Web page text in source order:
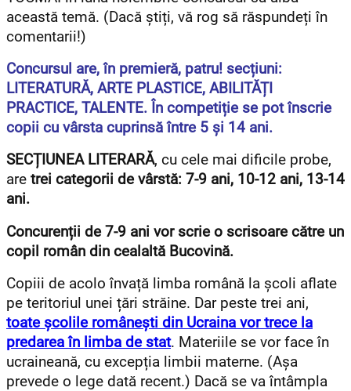
această temă. (Dacă știți, vă rog să răspundeți în
comentarii!)
Concursul are, în premieră, patru! secțiuni:
LITERATURĂ, ARTE PLASTICE, ABILITĂȚI
PRACTICE, TALENTE. În competiție se pot înscrie
copii cu vârsta cuprinsă între 5 și 14 ani.
SECȚIUNEA LITERARĂ, cu cele mai dificile probe,
are trei categorii de vârstă: 7-9 ani, 10-12 ani, 13-14
ani.
Concurenții de 7-9 ani vor scrie o scrisoare către un
copil român din cealaltă Bucovină.
Copiii de acolo învață limba română la școli aflate
pe teritoriul unei țări străine. Dar peste trei ani,
toate școlile românești din Ucraina vor trece la
predarea în limba de stat. Materiile se vor face în
ucraineană, cu excepția limbii materne. (Așa
prevede o lege dată recent.) Dacă se va întâmpla